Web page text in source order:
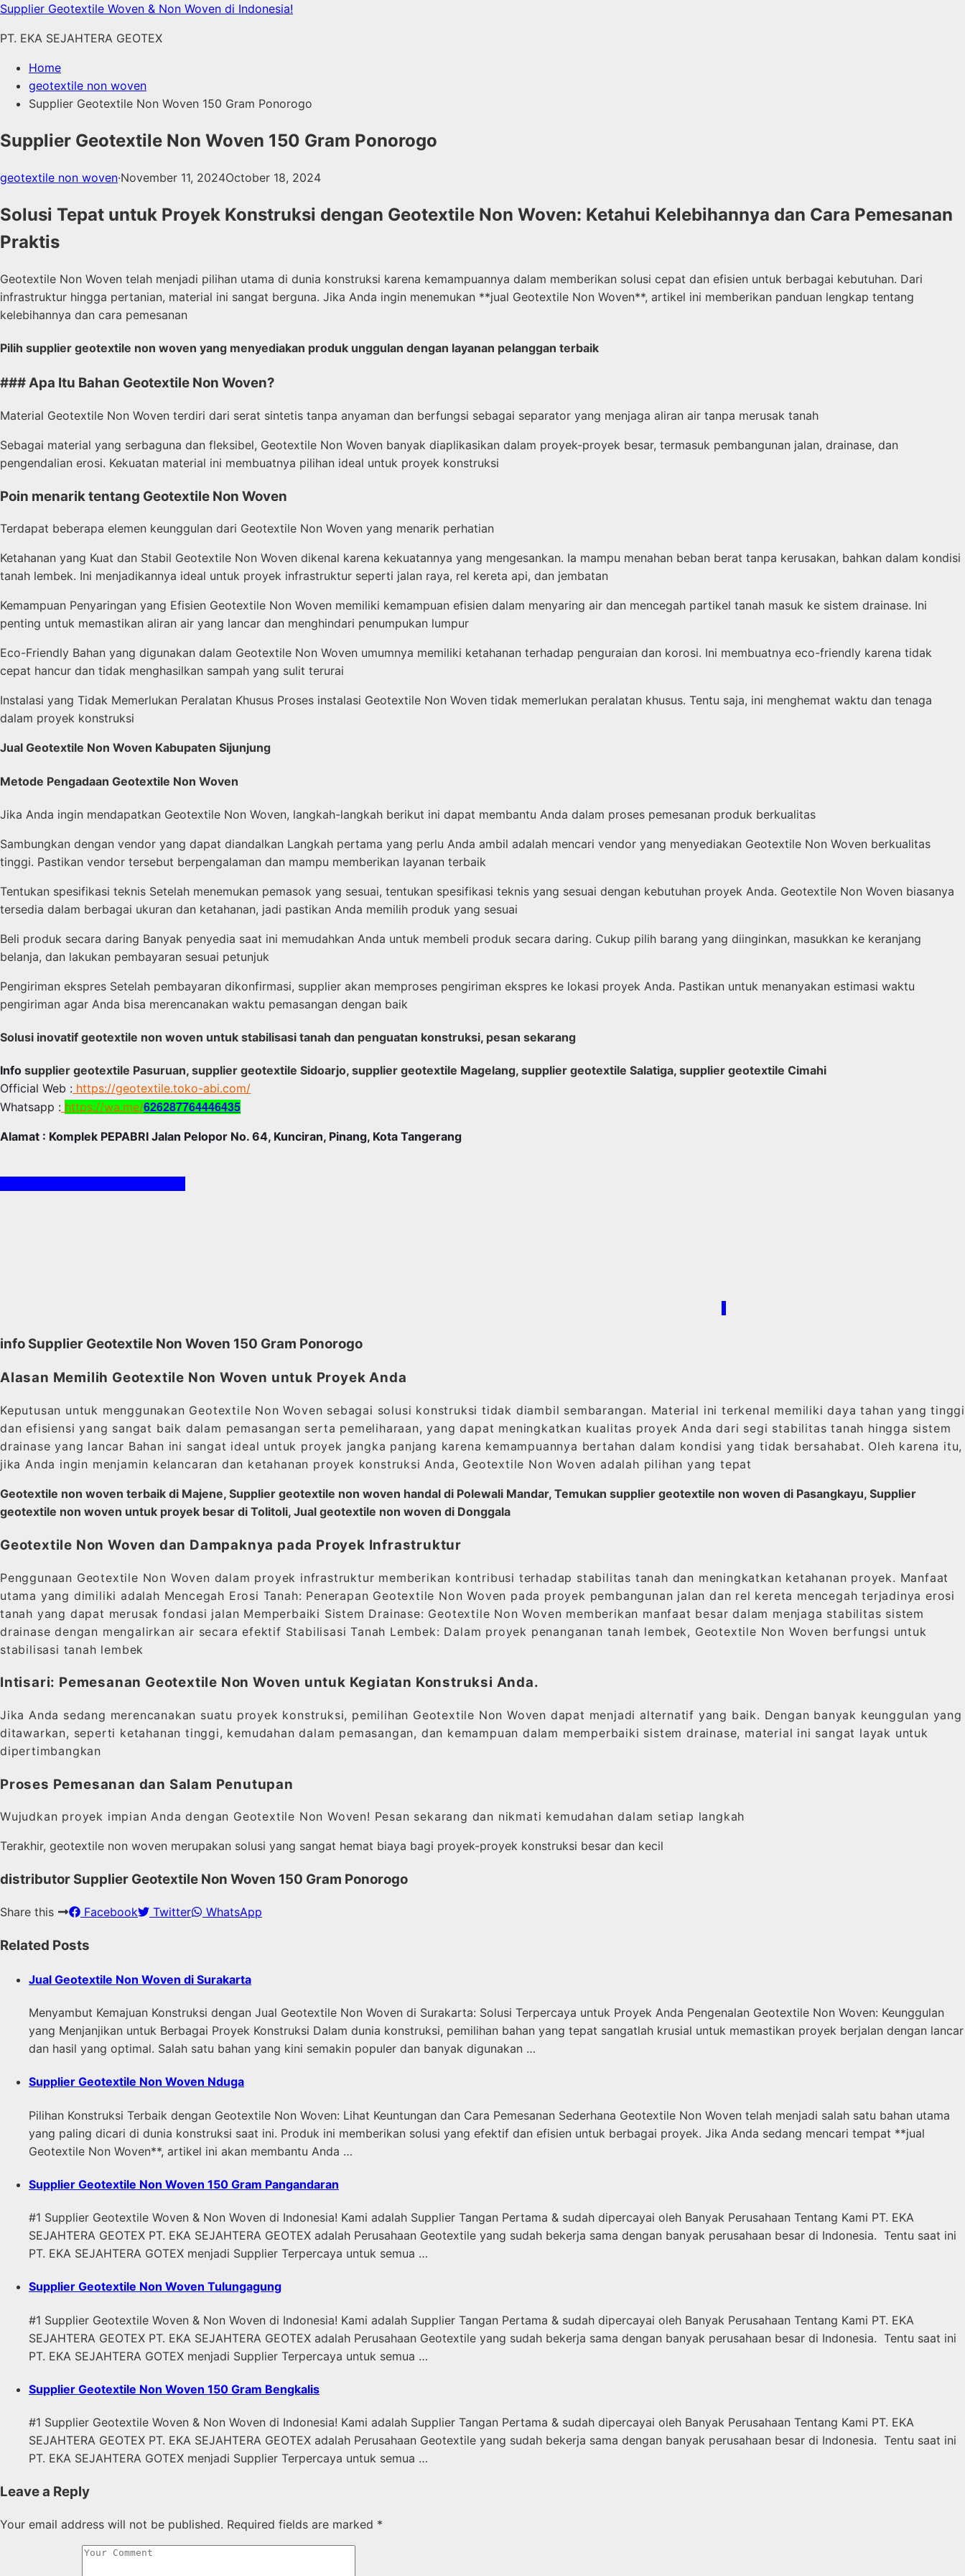
Skip
content
Supplier Geotextile Woven & Non Woven di Indonesia!
PT. EKA SEJAHTERA GEOTEX
Home
geotextile non woven
Supplier Geotextile Non Woven 150 Gram Ponorogo
Supplier Geotextile Non Woven 150 Gram Ponorogo
geotextile non woven·November 11, 2024October 18, 2024
Solusi Tepat untuk Proyek Konstruksi dengan Geotextile Non Woven: Ketahui Kelebihannya dan Cara Pemesanan
Praktis
Geotextile Non Woven telah menjadi pilihan utama di dunia konstruksi karena kemampuannya dalam memberikan solusi cepat dan efisien untuk berbagai kebutuhan. Dari
infrastruktur hingga pertanian, material ini sangat berguna. Jika Anda ingin menemukan **jual Geotextile Non Woven**, artikel ini memberikan panduan lengkap tentang
kelebihannya dan cara pemesanan
Pilih supplier geotextile non woven yang menyediakan produk unggulan dengan layanan pelanggan terbaik
### Apa Itu Bahan Geotextile Non Woven?
Material Geotextile Non Woven terdiri dari serat sintetis tanpa anyaman dan berfungsi sebagai separator yang menjaga aliran air tanpa merusak tanah
Sebagai material yang serbaguna dan fleksibel, Geotextile Non Woven banyak diaplikasikan dalam proyek-proyek besar, termasuk pembangunan jalan, drainase, dan
pengendalian erosi. Kekuatan material ini membuatnya pilihan ideal untuk proyek konstruksi
Poin menarik tentang Geotextile Non Woven
Terdapat beberapa elemen keunggulan dari Geotextile Non Woven yang menarik perhatian
Ketahanan yang Kuat dan Stabil Geotextile Non Woven dikenal karena kekuatannya yang mengesankan. Ia mampu menahan beban berat tanpa kerusakan, bahkan dalam kondisi
tanah lembek. Ini menjadikannya ideal untuk proyek infrastruktur seperti jalan raya, rel kereta api, dan jembatan
Kemampuan Penyaringan yang Efisien Geotextile Non Woven memiliki kemampuan efisien dalam menyaring air dan mencegah partikel tanah masuk ke sistem drainase. Ini
penting untuk memastikan aliran air yang lancar dan menghindari penumpukan lumpur
Eco-Friendly Bahan yang digunakan dalam Geotextile Non Woven umumnya memiliki ketahanan terhadap penguraian dan korosi. Ini membuatnya eco-friendly karena tidak
cepat hancur dan tidak menghasilkan sampah yang sulit terurai
Instalasi yang Tidak Memerlukan Peralatan Khusus Proses instalasi Geotextile Non Woven tidak memerlukan peralatan khusus. Tentu saja, ini menghemat waktu dan tenaga
dalam proyek konstruksi
Jual Geotextile Non Woven Kabupaten Sijunjung
Metode Pengadaan Geotextile Non Woven
Jika Anda ingin mendapatkan Geotextile Non Woven, langkah-langkah berikut ini dapat membantu Anda dalam proses pemesanan produk berkualitas
Sambungkan dengan vendor yang dapat diandalkan Langkah pertama yang perlu Anda ambil adalah mencari vendor yang menyediakan Geotextile Non Woven berkualitas
tinggi. Pastikan vendor tersebut berpengalaman dan mampu memberikan layanan terbaik
Tentukan spesifikasi teknis Setelah menemukan pemasok yang sesuai, tentukan spesifikasi teknis yang sesuai dengan kebutuhan proyek Anda. Geotextile Non Woven biasanya
tersedia dalam berbagai ukuran dan ketahanan, jadi pastikan Anda memilih produk yang sesuai
Beli produk secara daring Banyak penyedia saat ini memudahkan Anda untuk membeli produk secara daring. Cukup pilih barang yang diinginkan, masukkan ke keranjang
belanja, dan lakukan pembayaran sesuai petunjuk
Pengiriman ekspres Setelah pembayaran dikonfirmasi, supplier akan memproses pengiriman ekspres ke lokasi proyek Anda. Pastikan untuk menanyakan estimasi waktu
pengiriman agar Anda bisa merencanakan waktu pemasangan dengan baik
Solusi inovatif geotextile non woven untuk stabilisasi tanah dan penguatan konstruksi, pesan sekarang
Info supplier geotextile Pasuruan, supplier geotextile Sidoarjo, supplier geotextile Magelang, supplier geotextile Salatiga, supplier geotextile Cimahi
Official Web : https://geotextile.toko-abi.com/
Whatsapp : https://wa.me/626287764446435
Alamat : Komplek PEPABRI Jalan Pelopor No. 64, Kunciran, Pinang, Kota Tangerang
info Supplier Geotextile Non Woven 150 Gram Ponorogo
Alasan Memilih Geotextile Non Woven untuk Proyek Anda
Keputusan untuk menggunakan Geotextile Non Woven sebagai solusi konstruksi tidak diambil sembarangan. Material ini terkenal memiliki daya tahan yang tinggi
dan efisiensi yang sangat baik dalam pemasangan serta pemeliharaan, yang dapat meningkatkan kualitas proyek Anda dari segi stabilitas tanah hingga sistem
drainase yang lancar Bahan ini sangat ideal untuk proyek jangka panjang karena kemampuannya bertahan dalam kondisi yang tidak bersahabat. Oleh karena itu,
jika Anda ingin menjamin kelancaran dan ketahanan proyek konstruksi Anda, Geotextile Non Woven adalah pilihan yang tepat
Geotextile non woven terbaik di Majene, Supplier geotextile non woven handal di Polewali Mandar, Temukan supplier geotextile non woven di Pasangkayu, Supplier
geotextile non woven untuk proyek besar di Tolitoli, Jual geotextile non woven di Donggala
Geotextile Non Woven dan Dampaknya pada Proyek Infrastruktur
Penggunaan Geotextile Non Woven dalam proyek infrastruktur memberikan kontribusi terhadap stabilitas tanah dan meningkatkan ketahanan proyek. Manfaat
utama yang dimiliki adalah Mencegah Erosi Tanah: Penerapan Geotextile Non Woven pada proyek pembangunan jalan dan rel kereta mencegah terjadinya erosi
tanah yang dapat merusak fondasi jalan Memperbaiki Sistem Drainase: Geotextile Non Woven memberikan manfaat besar dalam menjaga stabilitas sistem
drainase dengan mengalirkan air secara efektif Stabilisasi Tanah Lembek: Dalam proyek penanganan tanah lembek, Geotextile Non Woven berfungsi untuk
stabilisasi tanah lembek
Intisari: Pemesanan Geotextile Non Woven untuk Kegiatan Konstruksi Anda.
Jika Anda sedang merencanakan suatu proyek konstruksi, pemilihan Geotextile Non Woven dapat menjadi alternatif yang baik. Dengan banyak keunggulan yang
ditawarkan, seperti ketahanan tinggi, kemudahan dalam pemasangan, dan kemampuan dalam memperbaiki sistem drainase, material ini sangat layak untuk
dipertimbangkan
Proses Pemesanan dan Salam Penutupan
Wujudkan proyek impian Anda dengan Geotextile Non Woven! Pesan sekarang dan nikmati kemudahan dalam setiap langkah
Terakhir, geotextile non woven merupakan solusi yang sangat hemat biaya bagi proyek-proyek konstruksi besar dan kecil
distributor Supplier Geotextile Non Woven 150 Gram Ponorogo
Share this Facebook Twitter WhatsApp
Related Posts
Jual Geotextile Non Woven di Surakarta
Menyambut Kemajuan Konstruksi dengan Jual Geotextile Non Woven di Surakarta: Solusi Terpercaya untuk Proyek Anda Pengenalan Geotextile Non Woven: Keunggulan
yang Menjanjikan untuk Berbagai Proyek Konstruksi Dalam dunia konstruksi, pemilihan bahan yang tepat sangatlah krusial untuk memastikan proyek berjalan dengan lancar
dan hasil yang optimal. Salah satu bahan yang kini semakin populer dan banyak digunakan …
Supplier Geotextile Non Woven Nduga
Pilihan Konstruksi Terbaik dengan Geotextile Non Woven: Lihat Keuntungan dan Cara Pemesanan Sederhana Geotextile Non Woven telah menjadi salah satu bahan utama
yang paling dicari di dunia konstruksi saat ini. Produk ini memberikan solusi yang efektif dan efisien untuk berbagai proyek. Jika Anda sedang mencari tempat **jual
Geotextile Non Woven**, artikel ini akan membantu Anda …
Supplier Geotextile Non Woven 150 Gram Pangandaran
#1 Supplier Geotextile Woven & Non Woven di Indonesia! Kami adalah Supplier Tangan Pertama & sudah dipercayai oleh Banyak Perusahaan Tentang Kami PT. EKA
SEJAHTERA GEOTEX PT. EKA SEJAHTERA GEOTEX adalah Perusahaan Geotextile yang sudah bekerja sama dengan banyak perusahaan besar di Indonesia. Tentu saat ini
PT. EKA SEJAHTERA GOTEX menjadi Supplier Terpercaya untuk semua …
Supplier Geotextile Non Woven Tulungagung
#1 Supplier Geotextile Woven & Non Woven di Indonesia! Kami adalah Supplier Tangan Pertama & sudah dipercayai oleh Banyak Perusahaan Tentang Kami PT. EKA
SEJAHTERA GEOTEX PT. EKA SEJAHTERA GEOTEX adalah Perusahaan Geotextile yang sudah bekerja sama dengan banyak perusahaan besar di Indonesia. Tentu saat ini
PT. EKA SEJAHTERA GOTEX menjadi Supplier Terpercaya untuk semua …
Supplier Geotextile Non Woven 150 Gram Bengkalis
#1 Supplier Geotextile Woven & Non Woven di Indonesia! Kami adalah Supplier Tangan Pertama & sudah dipercayai oleh Banyak Perusahaan Tentang Kami PT. EKA
SEJAHTERA GEOTEX PT. EKA SEJAHTERA GEOTEX adalah Perusahaan Geotextile yang sudah bekerja sama dengan banyak perusahaan besar di Indonesia. Tentu saat ini
PT. EKA SEJAHTERA GOTEX menjadi Supplier Terpercaya untuk semua …
Leave a Reply
Your email address will not be published. Required fields are marked *